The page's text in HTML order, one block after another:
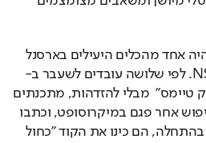
לפני שדלפה, "כחול נצחי" היה אחד מהכלים היעילים בארסנל
הסייבר ההתקפי של ה-NSA. לפי שלושה עובדים לשעבר ב-
NSA ששוחחו עם ה"ניו יורק טיימס"  מבלי להזדהות, מתכנתים
בילו כמעט שנה שלמה בחיפוש אחר פגם במיקרוסופט, וכתבו
קוד מיוחד כדי לאתר אותו. בהתחלה, הם כינו את הקוד "כחול